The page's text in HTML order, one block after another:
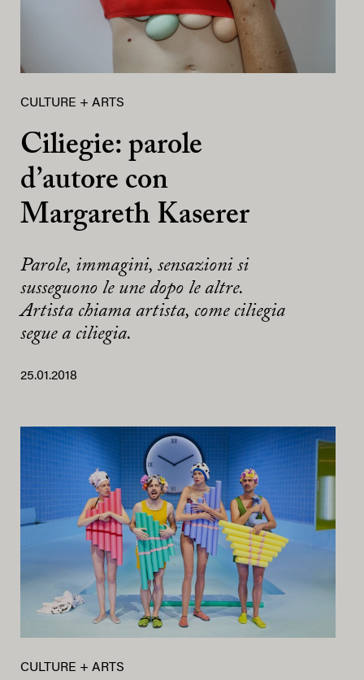
CULTURE + ARTS
Ciliegie: parole
d’autore con
Margareth Kaserer
Parole, immagini, sensazioni si
susseguono le une dopo le altre.
Artista chiama artista, come ciliegia
segue a ciliegia.
25.01.2018
CULTURE + ARTS